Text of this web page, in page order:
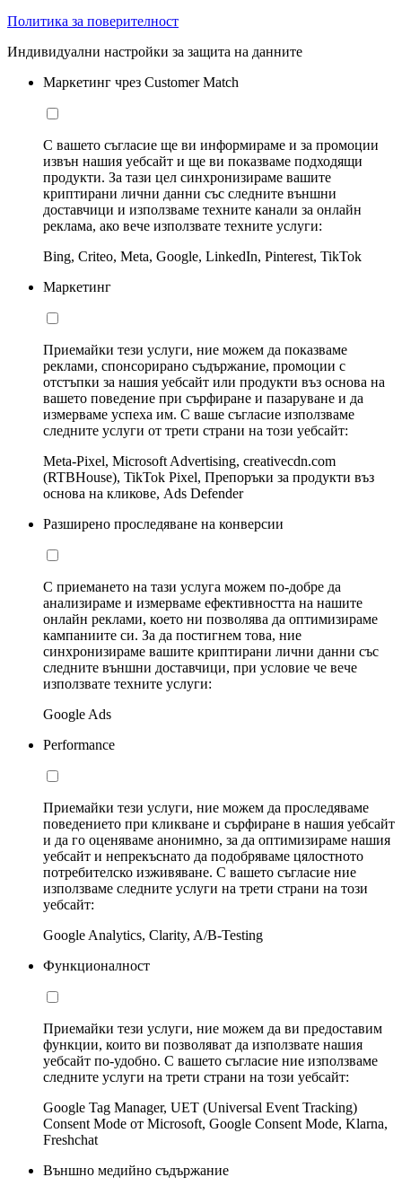
Политика за поверителност
Индивидуални настройки за защита на данните
Маркетинг чрез Customer Match
С вашето съгласие ще ви информираме и за промоции
извън нашия уебсайт и ще ви показваме подходящи
продукти. За тази цел синхронизираме вашите
криптирани лични данни със следните външни
доставчици и използваме техните канали за онлайн
реклама, ако вече използвате техните услуги:
Bing, Criteo, Meta, Google, LinkedIn, Pinterest, TikTok
Маркетинг
Приемайки тези услуги, ние можем да показваме
реклами, спонсорирано съдържание, промоции с
отстъпки за нашия уебсайт или продукти въз основа на
вашето поведение при сърфиране и пазаруване и да
измерваме успеха им. С ваше съгласие използваме
следните услуги от трети страни на този уебсайт:
Meta-Pixel, Microsoft Advertising, creativecdn.com
(RTBHouse), TikTok Pixel, Препоръки за продукти въз
основа на кликове, Ads Defender
Разширено проследяване на конверсии
С приемането на тази услуга можем по-добре да
анализираме и измерваме ефективността на нашите
онлайн реклами, което ни позволява да оптимизираме
кампаниите си. За да постигнем това, ние
синхронизираме вашите криптирани лични данни със
следните външни доставчици, при условие че вече
използвате техните услуги:
Google Ads
Performance
Приемайки тези услуги, ние можем да проследяваме
поведението при кликване и сърфиране в нашия уебсайт
и да го оценяваме анонимно, за да оптимизираме нашия
уебсайт и непрекъснато да подобряваме цялостното
потребителско изживяване. С вашето съгласие ние
използваме следните услуги на трети страни на този
уебсайт:
Google Analytics, Clarity, A/B-Testing
Функционалност
Приемайки тези услуги, ние можем да ви предоставим
функции, които ви позволяват да използвате нашия
уебсайт по-удобно. С вашето съгласие ние използваме
следните услуги на трети страни на този уебсайт:
Google Tag Manager, UET (Universal Event Tracking)
Consent Mode от Microsoft, Google Consent Mode, Klarna,
Freshchat
Външно медийно съдържание